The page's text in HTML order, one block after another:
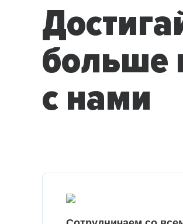
больше
с нами